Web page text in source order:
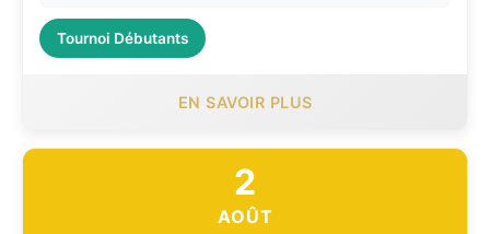
Tournoi Débutants
EN SAVOIR PLUS
2
AOÛT